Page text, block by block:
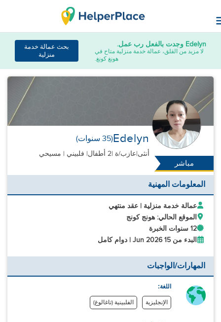
Edelyn وجدت بالفعل رب عمل.
لا مزيد من القلق، عمالة خدمة منزلية متاح في
هونغ كونغ.
بحث عمالة خدمة
منزلية
مباشر
Edelyn(35 سنوات)
أنثى|عازب/ة |2 أطفال | فلبيني | مسيحي
المعلومات المهنية
عمالة خدمة منزلية | عقد منتهي
الموقع الحالي: هونج كونج
12 سنوات الخبرة
البدء من 15 Jun 2026 | دوام كامل
المهارات/الواجبات
اللغة:
الإنجليزية الفلبينية (تاغالوغ)